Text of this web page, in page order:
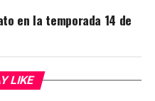
en la temporada 14 de
LIKE